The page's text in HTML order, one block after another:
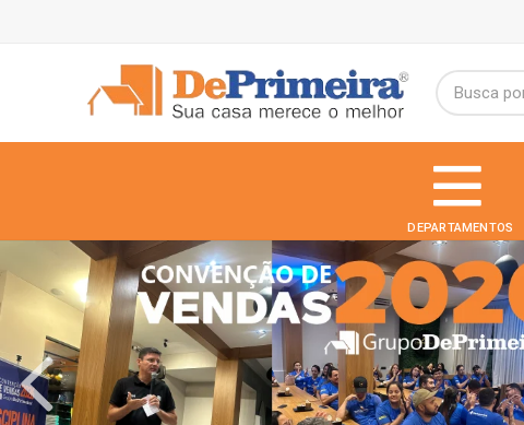
DEPARTAMENTOS